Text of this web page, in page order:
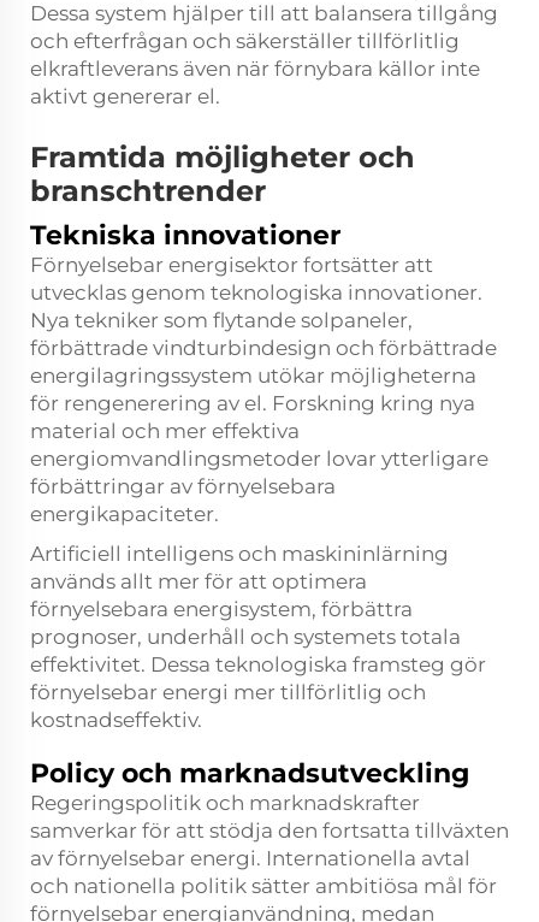
Dessa system hjälper till att balansera tillgång
och efterfrågan och säkerställer tillförlitlig
elkraftleverans även när förnybara källor inte
aktivt genererar el.
Framtida möjligheter och
branschtrender
Tekniska innovationer
Förnyelsebar energisektor fortsätter att
utvecklas genom teknologiska innovationer.
Nya tekniker som flytande solpaneler,
förbättrade vindturbindesign och förbättrade
energilagringssystem utökar möjligheterna
för rengenerering av el. Forskning kring nya
material och mer effektiva
energiomvandlingsmetoder lovar ytterligare
förbättringar av förnyelsebara
energikapaciteter.
Artificiell intelligens och maskininlärning
används allt mer för att optimera
förnyelsebara energisystem, förbättra
prognoser, underhåll och systemets totala
effektivitet. Dessa teknologiska framsteg gör
förnyelsebar energi mer tillförlitlig och
kostnadseffektiv.
Policy och marknadsutveckling
Regeringspolitik och marknadskrafter
samverkar för att stödja den fortsatta tillväxten
av förnyelsebar energi. Internationella avtal
och nationella politik sätter ambitiösa mål för
förnyelsebar energianvändning, medan